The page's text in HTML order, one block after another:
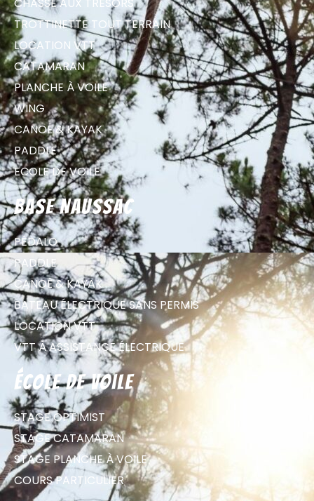
TROTTINETTE TOUT TERRAIN
LOCATION VTT
CATAMARAN
PLANCHE À VOILE
WING
CANOË & KAYAK
PADDLE
ECOLE DE VOILE
Base Naussac
PÉDALO
PADDLE
CANOË & KAYAK
BATEAU ÉLECTRIQUE SANS PERMIS
LOCATION VTT
VTT À ASSISTANCE ÉLECTRIQUE
école de voile
STAGE OPTIMIST
STAGE CATAMARAN
STAGE PLANCHE À VOILE
COURS PARTICULIER